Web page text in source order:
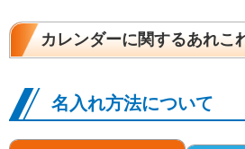
カレンダーに関するあれこ
名入れ方法について